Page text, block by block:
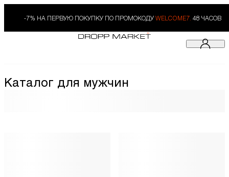
-7% НА ПЕРВУЮ ПОКУПКУ ПО ПРОМОКОДУ WELCOME7. 48 ЧАСОВ
Каталог для мужчин